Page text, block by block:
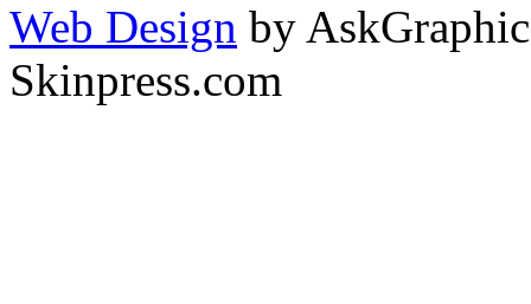
Web Design by
Skinpress.com